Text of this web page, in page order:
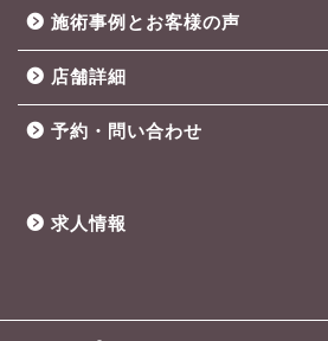
施術事例とお客様の声
店舗詳細
予約・問い合わせ
求人情報